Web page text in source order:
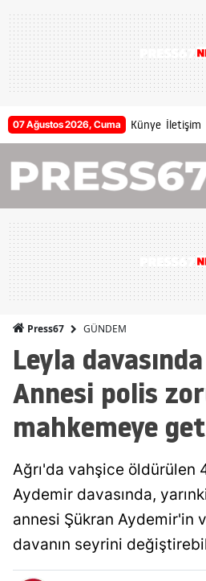
07 Ağustos 2026, Cuma Künye İletişim
Press67 GÜNDEM
Leyla
Annesi polis
mahkemeye
Ağrı'da vahşice öldürülen
Aydemir davasında,
annesi Şükran Aydemir'in
davanın seyrini